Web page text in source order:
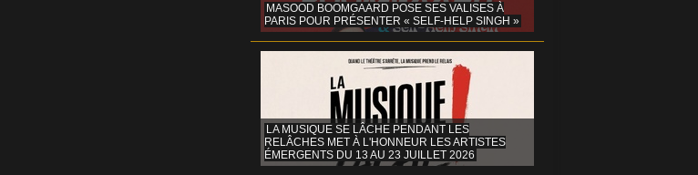
MASOOD BOOMGAARD POSE SES VALISES À
PARIS POUR PRÉSENTER « SELF-HELP SINGH »
LA MUSIQUE SE LÂCHE PENDANT LES
RELÂCHES MET À L'HONNEUR LES ARTISTES
ÉMERGENTS DU 13 AU 23 JUILLET 2026